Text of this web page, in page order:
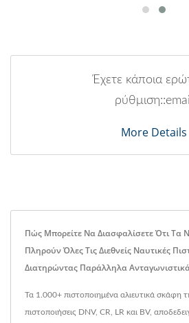
Έχετε κάποια
ρύθμιση::email
More Details
Πώς Μπορείτε Να Διασφαλίσετε Ότι Τα
Πληρούν Όλες Τις Διεθνείς Ναυτικές
Διατηρώντας Παράλληλα
Τα 1.000+ πιστοποιημένα αλιευτικά σκάφη
πιστοποιήσεις DNV, CR, LR και BV,